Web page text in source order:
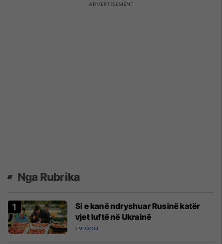
Nga Rubrika
Si e kanë ndryshuar Rusinë katër
vjet luftë në Ukrainë
Evropa